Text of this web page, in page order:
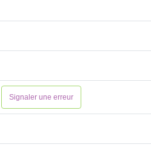
Signaler une erreur